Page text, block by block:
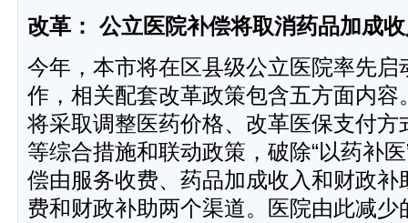
改革： 公立医院补偿将取消药品加成
今年，本市将在区县级公立医院率先
作，相关配套改革政策包含五方面内
将采取调整医药价格、改革医保支付
等综合措施和联动政策，破除“以药补
偿由服务收费、药品加成收入和财政
费和财政补助两个渠道。医院由此减